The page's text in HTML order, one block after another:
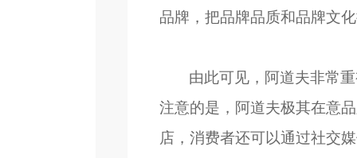
品牌，把品牌品质和品牌文
由此可见，阿道夫非常
注意的是，阿道夫极其在意
店，消费者还可以通过社交